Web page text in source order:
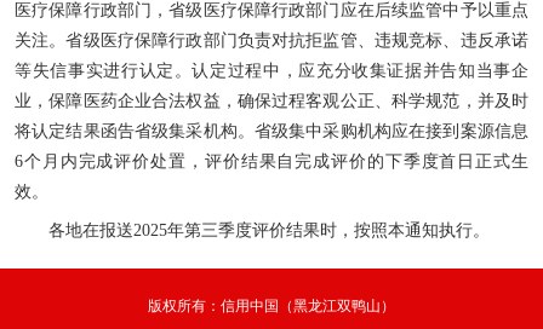
医疗保障行政部门，省级医疗保障行政部门应在后续监管中予以重点
关注。省级医疗保障行政部门负责对抗拒监管、违规竞标、违反承诺
等失信事实进行认定。认定过程中，应充分收集证据并告知当事企
业，保障医药企业合法权益，确保过程客观公正、科学规范，并及时
将认定结果函告省级集采机构。省级集中采购机构应在接到案源信息
6个月内完成评价处置，评价结果自完成评价的下季度首日正式生
效。
各地在报送2025年第三季度评价结果时，按照本通知执行。
版权所有：信用中国（黑龙江双鸭山）